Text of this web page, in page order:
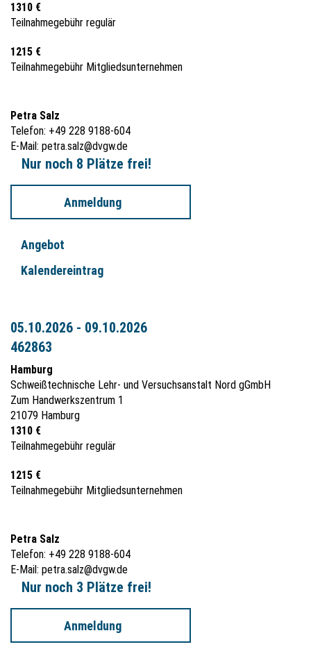
1310 €
Teilnahmegebühr regulär
1215 €
Teilnahmegebühr Mitgliedsunternehmen
Petra Salz
Telefon: +49 228 9188-604
E-Mail: petra.salz@dvgw.de
Nur noch 8 Plätze frei!
Anmeldung
Angebot
Kalendereintrag
05.10.2026 - 09.10.2026
462863
Hamburg
Schweißtechnische Lehr- und Versuchsanstalt Nord gGmbH
Zum Handwerkszentrum 1
21079 Hamburg
1310 €
Teilnahmegebühr regulär
1215 €
Teilnahmegebühr Mitgliedsunternehmen
Petra Salz
Telefon: +49 228 9188-604
E-Mail: petra.salz@dvgw.de
Nur noch 3 Plätze frei!
Anmeldung